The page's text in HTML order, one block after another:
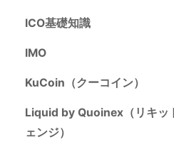
ICO基礎知識
IMO
KuCoin（クーコイン）
Liquid by Quoinex（リキッ
ェンジ）